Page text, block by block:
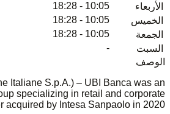
الأربعاء
10:05 - 18:28
الخميس
10:05 - 18:28
الجمعة
10:05 - 18:28
السبت
-
الوصف
Italiane S.p.A.) – UBI Banca was an
specializing in retail and corporate
acquired by Intesa Sanpaolo in 2020.